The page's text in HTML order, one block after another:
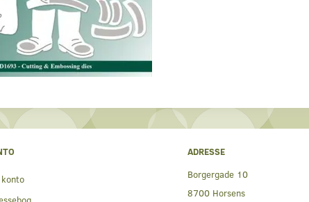
konto
ADRESSE
Borgergade 10
8700 Horsens